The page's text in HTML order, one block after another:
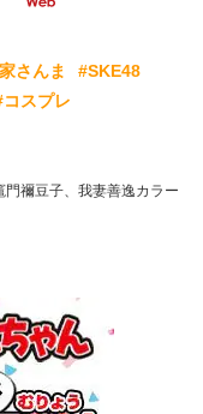
さんま
#SKE48
コスプレ
禰豆子、我妻善逸カラー